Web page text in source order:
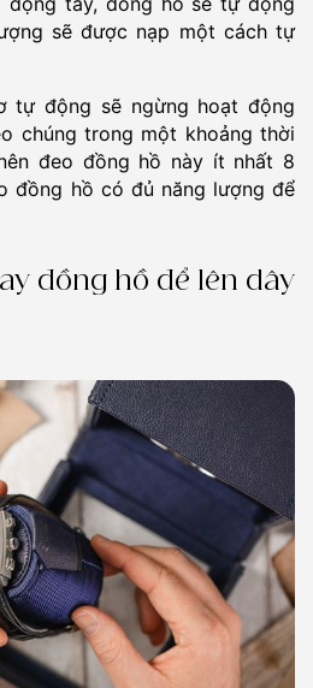
sẽ được nạp một cách tự
tự động sẽ ngừng hoạt động
chúng trong một khoảng thời
đeo đồng hồ này ít nhất 8
đồng hồ có đủ năng lượng để
đồng hồ để lên dây